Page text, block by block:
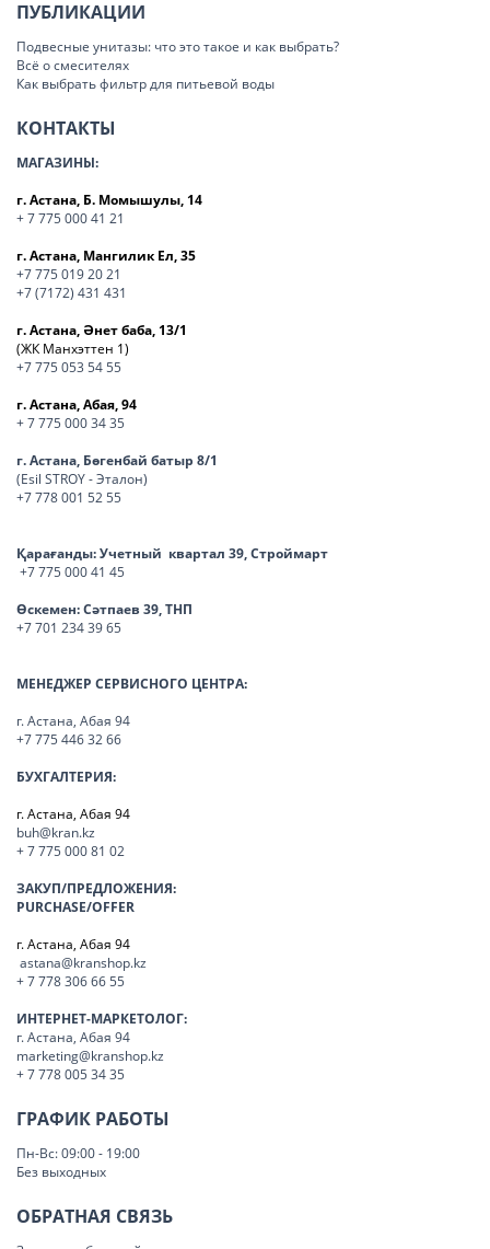
ПУБЛИКАЦИИ
Подвесные унитазы: что это такое и как выбрать?
Всё о смесителях
Как выбрать фильтр для питьевой воды
КОНТАКТЫ
МАГАЗИНЫ:
г. Астана, Б. Момышулы, 14
+ 7 775 000 41 21
г. Астана, Мангилик Ел, 35
+7 775 019 20 21
+7 (7172) 431 431
г. Астана, Әнет баба, 13/1
(ЖК Манхэттен 1)
+7 775 053 54 55
г. Астана, Абая, 94
+ 7 775 000 34 35
г. Астана, Бөгенбай батыр 8/1
(Esil STROY - Эталон)
+7 778 001 52 55
Қарағанды:Учетный квартал 39, Строймарт
+7 775 000 41 45
Өскемен:Сәтпаев 39, ТНП
+7 701 234 39 65
МЕНЕДЖЕР СЕРВИСНОГО ЦЕНТРА:
г. Астана, Абая 94
+7 775 446 32 66
БУХГАЛТЕРИЯ:
г. Астана, Абая 94
buh@kran.kz
+ 7 775 000 81 02
ЗАКУП/ПРЕДЛОЖЕНИЯ:
PURCHASE/OFFER
г. Астана, Абая 94
astana@kranshop.kz
+ 7 778 306 66 55
ИНТЕРНЕТ-МАРКЕТОЛОГ:
г. Астана, Абая 94
marketing@kranshop.kz
+ 7 778 005 34 35
ГРАФИК РАБОТЫ
Пн-Вс: 09:00 - 19:00
Без выходных
ОБРАТНАЯ СВЯЗЬ